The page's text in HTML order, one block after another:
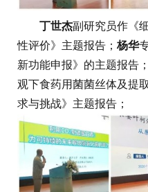
丁世杰副研究员作《
性评价》主题报告； 杨华
新功能申报》的主题报告；
观下食药用菌菌丝体及提
求与挑战》主题报告；